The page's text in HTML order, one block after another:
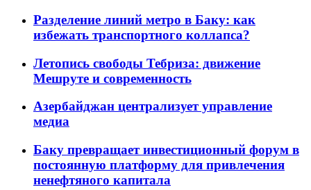
Разделение линий метро в Баку: как
избежать транспортного коллапса?
Летопись свободы Тебриза: движение
Мешруте и современность
Азербайджан централизует управление
медиа
Баку превращает инвестиционный форум в
постоянную платформу для привлечения
ненефтяного капитала